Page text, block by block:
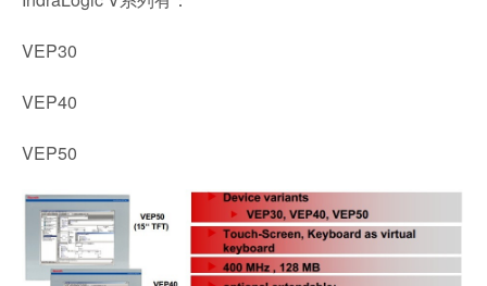
VEP30
VEP40
VEP50